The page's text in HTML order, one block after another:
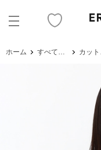
ホーム すべてのアイテム カットソー・Tシャツ